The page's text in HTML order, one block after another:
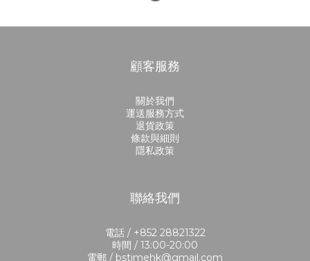
顧客服務
關於我們
運送服務方式
退貨政策
條款與細則
隱私政策
聯絡我們
電話 / +852 28821322
時間 / 13:00-20:00
電郵 / bstimehk@gmail.com